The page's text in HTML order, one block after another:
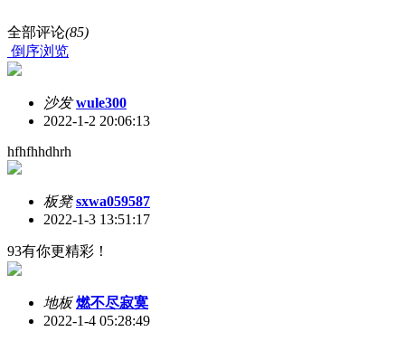
全部评论(85)
倒序浏览
沙发 wule300
2022-1-2 20:06:13
hfhfhhdhrh
板凳 sxwa059587
2022-1-3 13:51:17
93有你更精彩！
地板 燃不尽寂寞
2022-1-4 05:28:49